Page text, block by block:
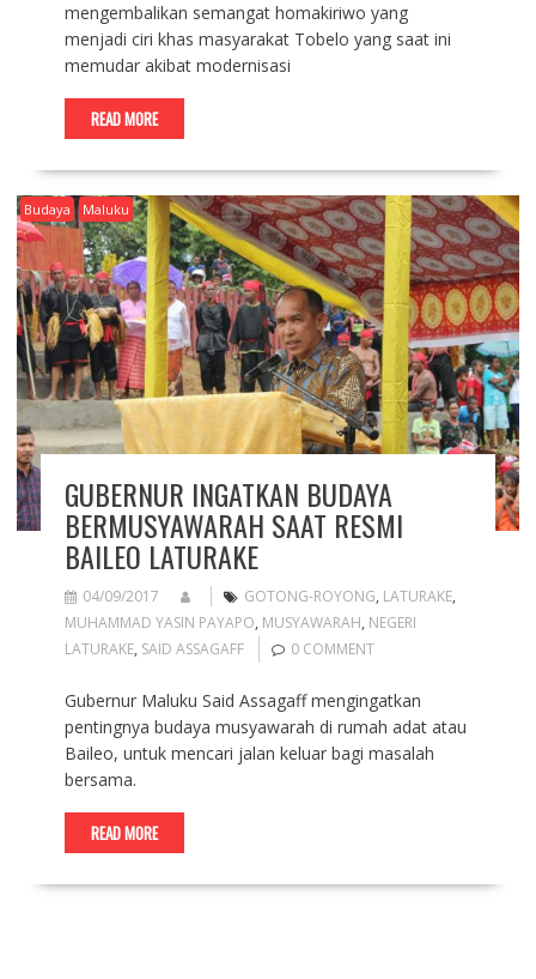
mengembalikan semangat homakiriwo yang
menjadi ciri khas masyarakat Tobelo yang saat ini
memudar akibat modernisasi
READ MORE
Budaya Maluku
GUBERNUR INGATKAN BUDAYA
BERMUSYAWARAH SAAT RESMI
BAILEO LATURAKE
04/09/2017 GOTONG-ROYONG, LATURAKE,
MUHAMMAD YASIN PAYAPO, MUSYAWARAH, NEGERI
LATURAKE, SAID ASSAGAFF 0 COMMENT
Gubernur Maluku Said Assagaff mengingatkan
pentingnya budaya musyawarah di rumah adat atau
Baileo, untuk mencari jalan keluar bagi masalah
bersama.
READ MORE